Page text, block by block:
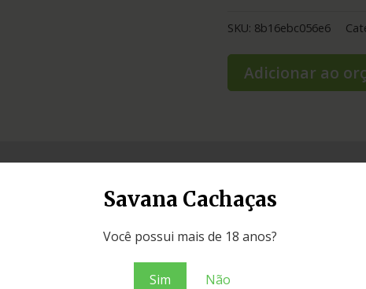
Savana Cachaças
Você possui mais de 18 anos?
Sim Não
SKU: 8b16ebc056e6
Adicionar ao